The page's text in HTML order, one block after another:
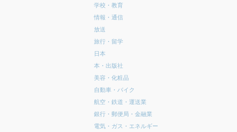
学校・教育
情報・通信
放送
旅行・留学
日本
本・出版社
美容・化粧品
自動車・バイク
航空・鉄道・運送業
銀行・郵便局・金融業
電気・ガス・エネルギー